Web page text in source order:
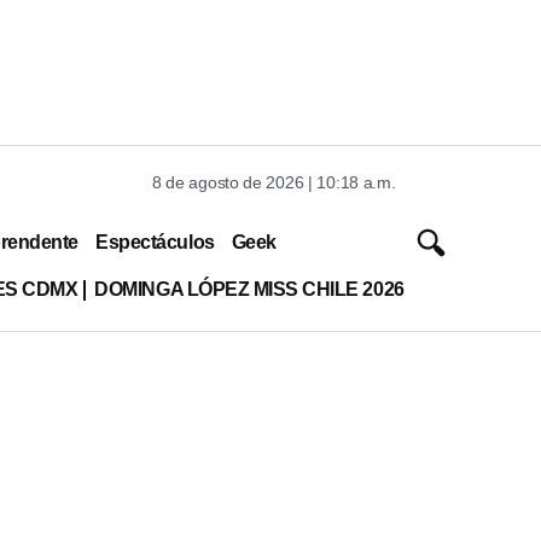
8 de agosto de 2026 | 10:18 a.m.
Espectáculos Geek
CDMX DOMINGA LÓPEZ MISS CHILE 2026